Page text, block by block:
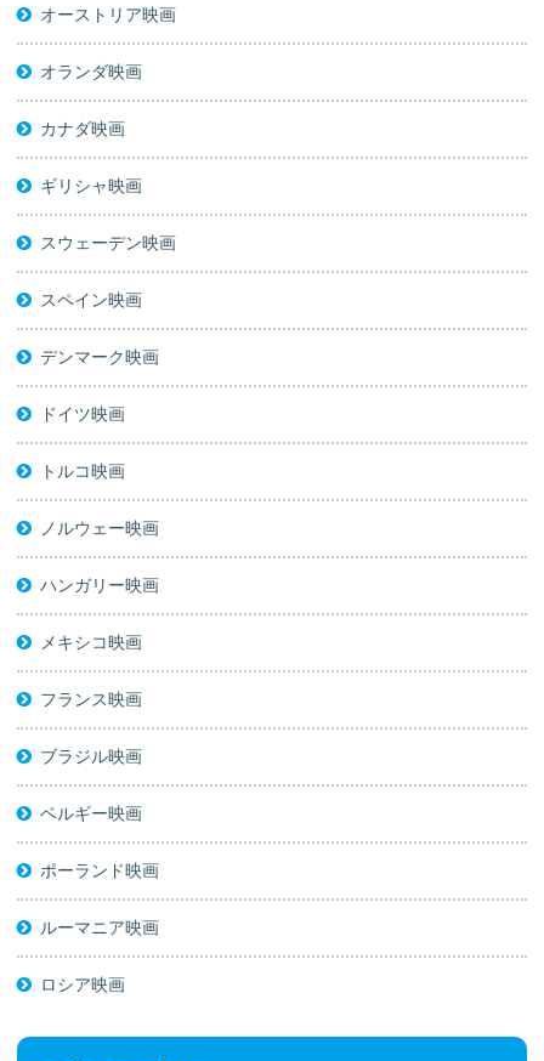
オーストリア映画
オランダ映画
カナダ映画
ギリシャ映画
スウェーデン映画
スペイン映画
デンマーク映画
ドイツ映画
トルコ映画
ノルウェー映画
ハンガリー映画
メキシコ映画
フランス映画
ブラジル映画
ベルギー映画
ポーランド映画
ルーマニア映画
ロシア映画